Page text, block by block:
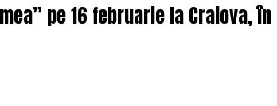
pe 16 februarie la Craiova,